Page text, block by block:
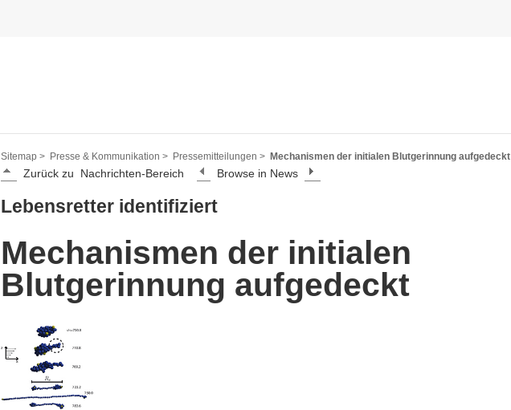
Sitemap > Presse & Kommunikation > Pressemitteilungen > Mechanismen der initialen Blutgerinnung aufgedeckt
Zurück zu Nachrichten-Bereich Browse in News
Lebensretter identifiziert
Mechanismen der initialen
Blutgerinnung aufgedeckt